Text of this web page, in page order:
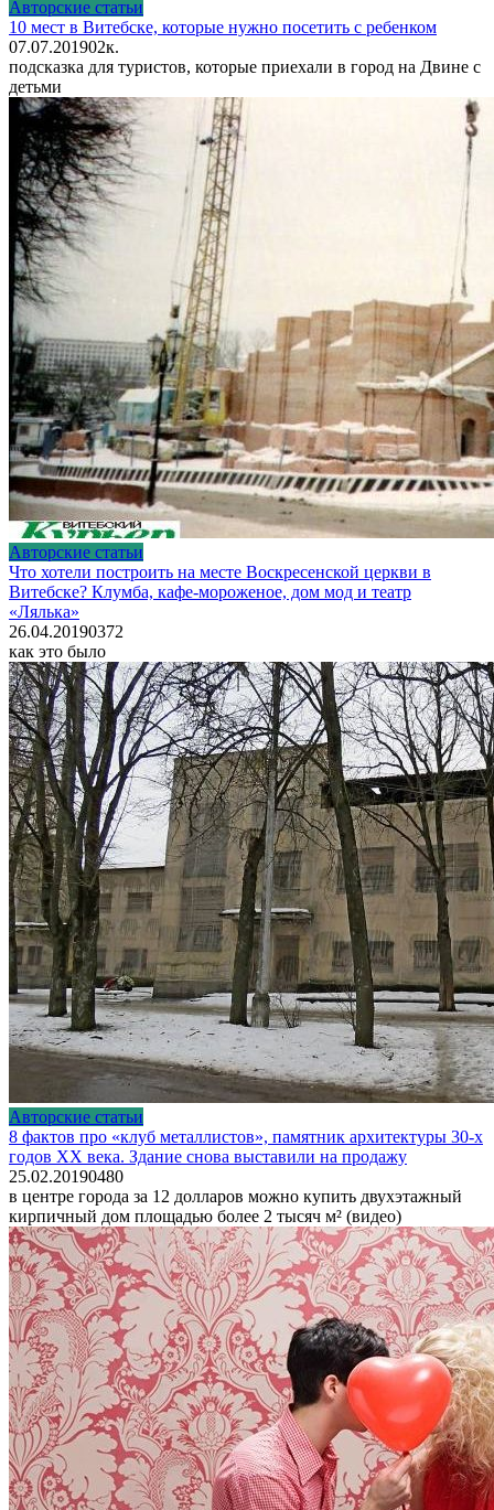
Авторские статьи
10 мест в Витебске, которые нужно посетить с ребенком
07.07.201902к.
подсказка для туристов, которые приехали в город на Двине с
детьми
Авторские статьи
Что хотели построить на месте Воскресенской церкви в
Витебске? Клумба, кафе-мороженое, дом мод и театр
«Лялька»
26.04.20190372
как это было
Авторские статьи
8 фактов про «клуб металлистов», памятник архитектуры 30-х
годов XX века. Здание снова выставили на продажу
25.02.20190480
в центре города за 12 долларов можно купить двухэтажный
кирпичный дом площадью более 2 тысяч м² (видео)